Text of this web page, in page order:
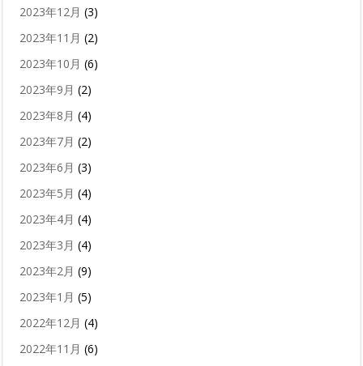
2023年12月 (3)
2023年11月 (2)
2023年10月 (6)
2023年9月 (2)
2023年8月 (4)
2023年7月 (2)
2023年6月 (3)
2023年5月 (4)
2023年4月 (4)
2023年3月 (4)
2023年2月 (9)
2023年1月 (5)
2022年12月 (4)
2022年11月 (6)